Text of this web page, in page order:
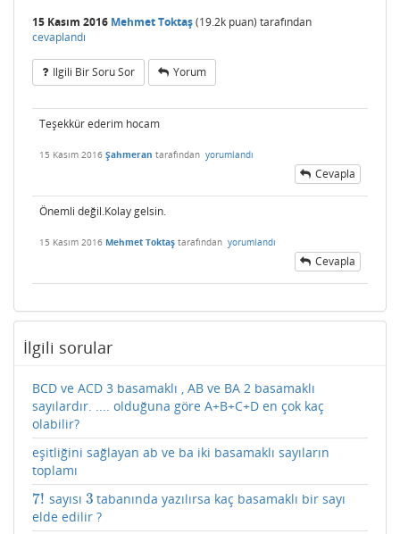
15 Kasım 2016 Mehmet Toktaş(19.2k puan) tarafından
cevaplandı
Ilgili Bir Soru Sor Yorum
Teşekkür ederim hocam
15 Kasım 2016 Şahmeran tarafından yorumlandı
Cevapla
Önemli değil.Kolay gelsin.
15 Kasım 2016 Mehmet Toktaş tarafından yorumlandı
Cevapla
İlgili sorular
BCD ve ACD 3 basamaklı , AB ve BA 2 basamaklı
sayılardır. .... olduğuna göre A+B+C+D en çok kaç
olabilir?
eşitliğini sağlayan ab ve ba iki basamaklı sayıların
toplamı
7!
7! sayısı 3
3 tabanında yazılırsa kaç basamaklı bir sayı
elde edilir ?